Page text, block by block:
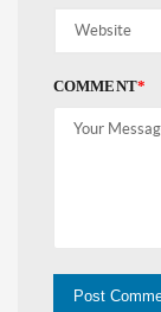
COMMENT*